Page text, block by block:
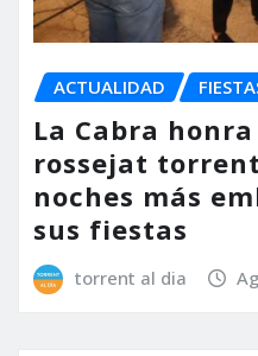
ACTUALIDAD
La Cabra
rossejat
noches más
sus fiestas
torrent al dia